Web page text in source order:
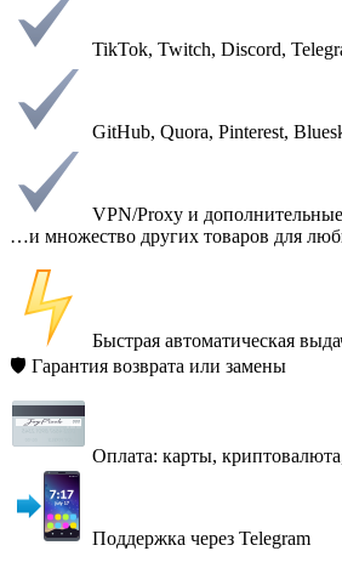
TikTok, Twitch, Discord,
GitHub, Quora, Pinterest,
VPN/Proxy и
…и множество других товаров для
Быстрая автоматическая
🛡 Гарантия возврата или замены
Оплата: карты,
Поддержка через Telegram